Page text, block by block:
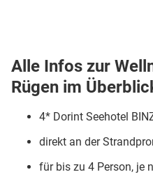
Alle Infos zur
Rügen im
4* Dorint Seehotel
direkt an der
für bis zu 4 Person, je